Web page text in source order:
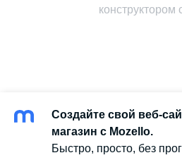
конструктором
Создайте свой веб-
магазин с Mozello.
Быстро, просто, без